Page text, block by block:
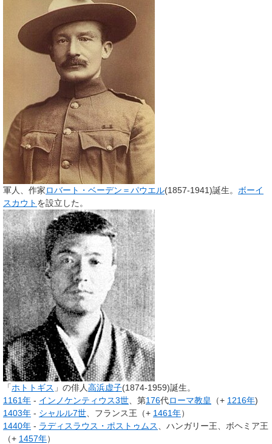
軍人、作家ロバート・ベーデン＝パウエル(1857-1941)誕生。 ボーイ
スカウト を設立した。
「ホトトギス 」の俳人高浜虚子(1874-1959)誕生。
1161年 - インノケンティウス3世 、第176代ローマ教皇 （+ 1216年)
1403年 - シャルル7世 、フランス王（+ 1461年）
1440年 - ラディスラウス・ポストゥムス
、ハンガリー王、ボヘミア王
（+ 1457年）